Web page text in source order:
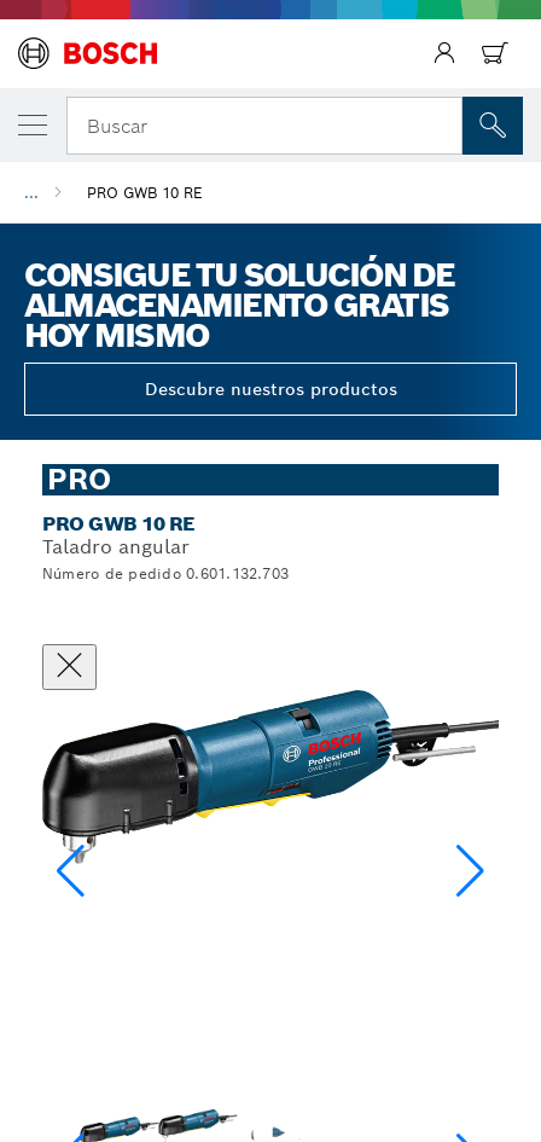
Buscar
... PRO GWB 10 RE
CONSIGUE TU SOLUCIÓN DE
ALMACENAMIENTO GRATIS
HOY MISMO
Descubre nuestros productos
PRO
PRO GWB 10 RE
Taladro angular
Número de pedido 0.601.132.703